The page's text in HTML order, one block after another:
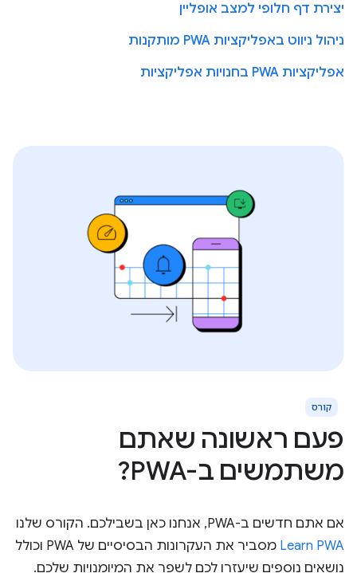
יצירת דף חלופי למצב אופליין
ניהול ניווט באפליקציות PWA מותקנות
אפליקציות PWA בחנויות אפליקציות
קורס
פעם ראשונה שאתם
משתמשים ב-PWA?
אם אתם חדשים ב-PWA, אנחנו כאן בשבילכם. הקורס שלנו
Learn PWA
מסביר את העקרונות הבסיסיים של PWA וכולל
נושאים נוספים שיעזרו לכם לשפר את המיומנויות שלכם.